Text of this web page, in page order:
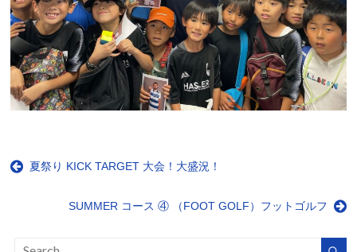
夏祭り KICK TARGET 大会！大盛況！
SUMMER コース ④ （FOOT GOLF）フットゴルフ